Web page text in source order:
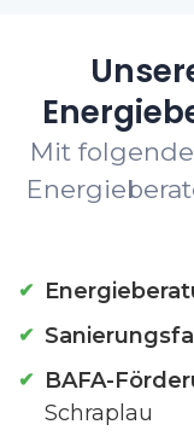
Mit
BAFA-
Schraplau